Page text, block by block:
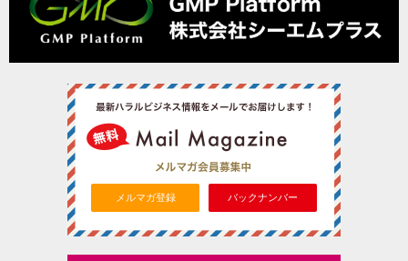
メルマガ登録 バックナンバー